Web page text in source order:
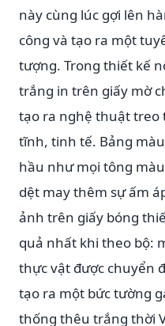
này cùng lúc gợi lên
công và tạo ra một
tượng. Trong thiết kế
trắng in trên giấy mờ
tạo ra nghệ thuật treo
tĩnh, tinh tế. Bảng
hầu như mọi tông
dệt may thêm sự ấm
ảnh trên giấy bóng
quả nhất khi theo bộ:
thực vật được chuyển
tạo ra một bức tường
thống thêu trắng thời